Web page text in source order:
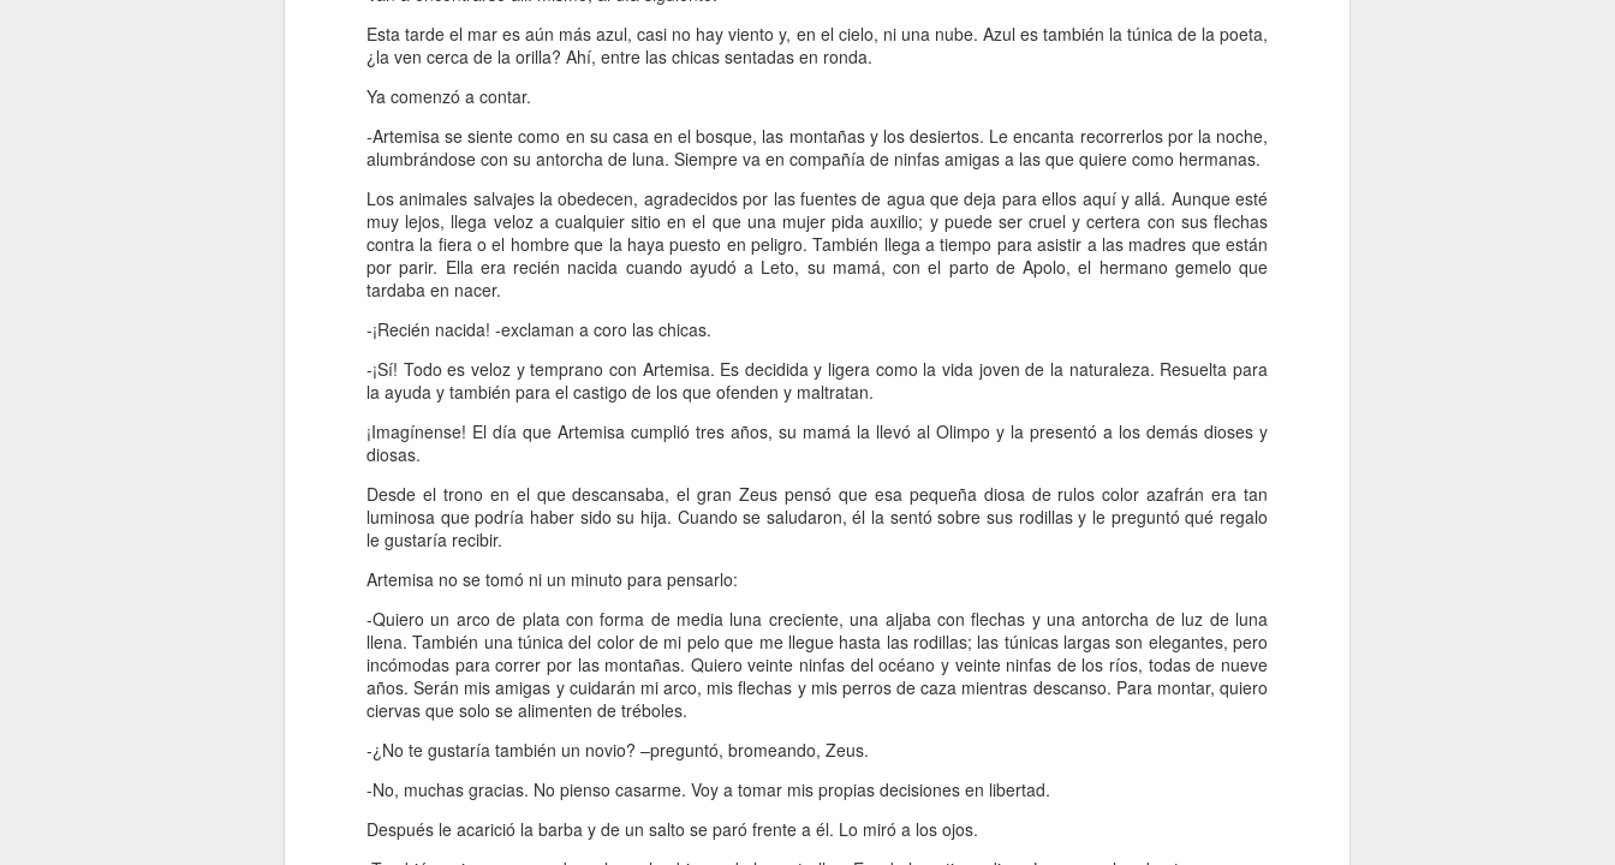
Esta tarde el mar es aún más azul, casi no hay viento y, en el cielo, ni una nube. Azul es también la túnica de la poeta,
¿la ven cerca de la orilla? Ahí, entre las chicas sentadas en ronda.
Ya comenzó a contar.
-Artemisa se siente como en su casa en el bosque, las montañas y los desiertos. Le encanta recorrerlos por la noche,
alumbrándose con su antorcha de luna. Siempre va en compañía de ninfas amigas a las que quiere como hermanas.
Los animales salvajes la obedecen, agradecidos por las fuentes de agua que deja para ellos aquí y allá. Aunque esté
muy lejos, llega veloz a cualquier sitio en el que una mujer pida auxilio; y puede ser cruel y certera con sus flechas
contra la fiera o el hombre que la haya puesto en peligro. También llega a tiempo para asistir a las madres que están
por parir. Ella era recién nacida cuando ayudó a Leto, su mamá, con el parto de Apolo, el hermano gemelo que
tardaba en nacer.
-¡Recién nacida! -exclaman a coro las chicas.
-¡Sí! Todo es veloz y temprano con Artemisa. Es decidida y ligera como la vida joven de la naturaleza. Resuelta para
la ayuda y también para el castigo de los que ofenden y maltratan.
¡Imagínense! El día que Artemisa cumplió tres años, su mamá la llevó al Olimpo y la presentó a los demás dioses y
diosas.
Desde el trono en el que descansaba, el gran Zeus pensó que esa pequeña diosa de rulos color azafrán era tan
luminosa que podría haber sido su hija. Cuando se saludaron, él la sentó sobre sus rodillas y le preguntó qué regalo
le gustaría recibir.
Artemisa no se tomó ni un minuto para pensarlo:
-Quiero un arco de plata con forma de media luna creciente, una aljaba con flechas y una antorcha de luz de luna
llena. También una túnica del color de mi pelo que me llegue hasta las rodillas; las túnicas largas son elegantes, pero
incómodas para correr por las montañas. Quiero veinte ninfas del océano y veinte ninfas de los ríos, todas de nueve
años. Serán mis amigas y cuidarán mi arco, mis flechas y mis perros de caza mientras descanso. Para montar, quiero
ciervas que solo se alimenten de tréboles.
-¿No te gustaría también un novio? –preguntó, bromeando, Zeus.
-No, muchas gracias. No pienso casarme. Voy a tomar mis propias decisiones en libertad.
Después le acarició la barba y de un salto se paró frente a él. Lo miró a los ojos.
JAN Volante, hormonas y burocracia
Manejar es algo que me enorgullece, creo que lo hago muy bien y
disfruto mucho la libertad, la independencia y el poder que me da
hacerlo.
Como señalé en la segunda entrega de La inspectora, mi newsletter, es
muy significativa la diferencia de licencias de conducir otorgadas según
el género en Argentina.
principalmente masculina.
JAN Instructivo para ordenar un costurero
100 Damiselas. Hemos recorrido un largo camino, muchachas,
parafraseando a los varones publicistas de los años 70 con el fin de
vendernos a las mujeres cigarrillos (y habrían dicho casi cualquier otra
Damiselas, es real el extenso recorrido de este espacio, con mi casi
continuo acompañamiento dentro del universo literario que se fue
construyendo entre sus damiselas firmantes y las/os lectores/as.
13
Por M.S.
Si hay en la actualidad un representante cabal de la cinefilia -ese amour
fou sin medida por el llamado séptimo arte-, esa persona es, a no
dudarlo, Fernando Martín Peña. Alguien que desde muy joven se dedicó
al cine como quien entra en religión, cumpliendo una vocación sagrada
con entrega absoluta desde los 8, cuando recibió de regalo de su padre
un proyector de super 8.